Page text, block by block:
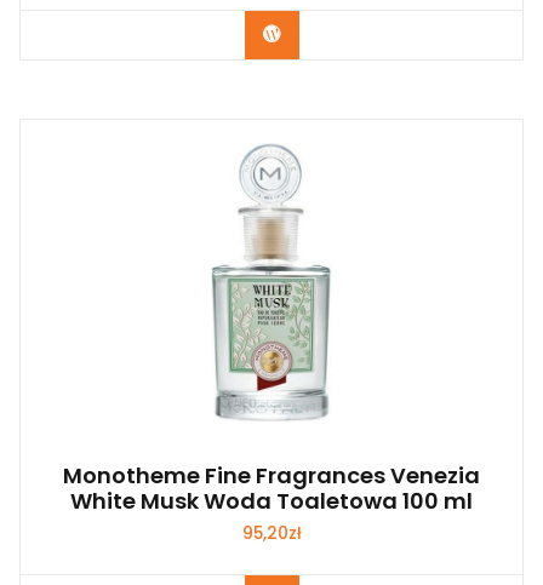
Zobacz
Monotheme Fine Fragrances Venezia
White Musk Woda Toaletowa 100 ml
95,20zł